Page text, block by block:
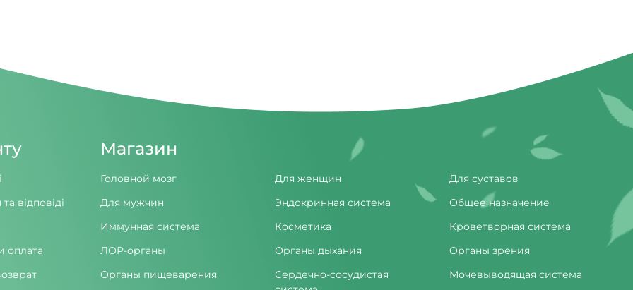
відповіді
оплата
Магазин
Головной мозг Для женщин
Для суставов
Для мужчин
Эндокринная система
Общее назначение
Иммунная система
Косметика
Кроветворная система
ЛОР-органы
Органы дыхания
Органы зрения
Органы пищеварения
Сердечно-сосудистая
Мочевыводящая система